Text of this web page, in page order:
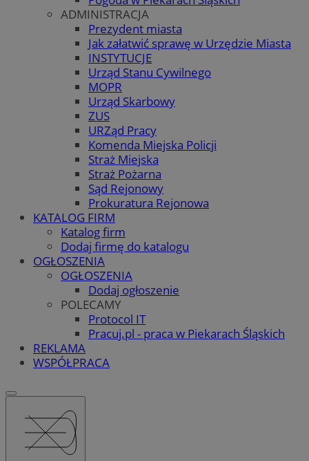
ADMINISTRACJA
Prezydent miasta
Jak załatwić sprawę w Urzędzie Miasta
INSTYTUCJE
Urząd Stanu Cywilnego
MOPR
Urząd Skarbowy
ZUS
URZąd Pracy
Komenda Miejska Policji
Straż Miejska
Straż Pożarna
Sąd Rejonowy
Prokuratura Rejonowa
KATALOG FIRM
Katalog firm
Dodaj firmę do katalogu
OGŁOSZENIA
OGŁOSZENIA
Dodaj ogłoszenie
POLECAMY
Protocol IT
Pracuj.pl - praca w Piekarach Śląskich
REKLAMA
WSPÓŁPRACA